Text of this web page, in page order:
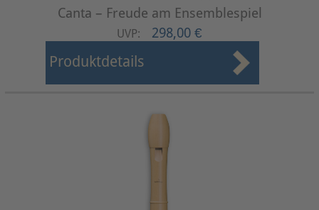
Canta – Freude am Ensemblespiel
UVP: 298,00 €
Produktdetails